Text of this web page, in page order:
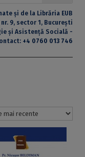
și de la Librăria EUB
9, sector 1, București
și Asistență Socială -
+4 0760 013 746